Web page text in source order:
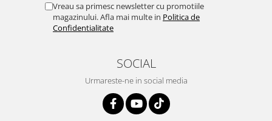
Vreau sa primesc newsletter cu promotiile
magazinului. Afla mai multe in Politica de
Confidentialitate
SOCIAL
Urmareste-ne in social media